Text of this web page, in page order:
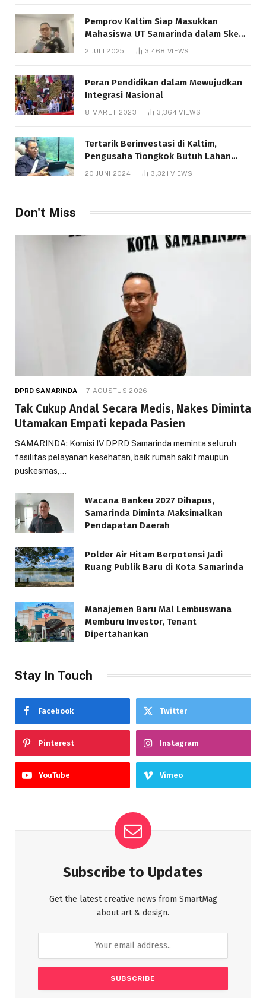
Pemprov Kaltim Siap Masukkan
Mahasiswa UT Samarinda dalam Skema
Bantuan Pendidikan Gratispol
2 JULI 2025 3,468 VIEWS
Peran Pendidikan dalam Mewujudkan
Integrasi Nasional
8 MARET 2023 3,364VIEWS
Tertarik Berinvestasi di Kaltim,
Pengusaha Tiongkok Butuh Lahan
1.000 Hektare
20 JUNI 2024 3,321VIEWS
Don't Miss
DPRD SAMARINDA 7 AGUSTUS 2026
Tak Cukup Andal Secara Medis, Nakes Diminta
Utamakan Empati kepada Pasien
SAMARINDA: Komisi IV DPRD Samarinda meminta seluruh
fasilitas pelayanan kesehatan, baik rumah sakit maupun
puskesmas,…
Wacana Bankeu 2027 Dihapus,
Samarinda Diminta Maksimalkan
Pendapatan Daerah
Polder Air Hitam Berpotensi Jadi
Ruang Publik Baru di Kota Samarinda
Manajemen Baru Mal Lembuswana
Memburu Investor, Tenant
Dipertahankan
Stay In Touch
Facebook Twitter
Pinterest Instagram
YouTube Vimeo
Subscribe to Updates
Get the latest creative news from SmartMag
about art & design.